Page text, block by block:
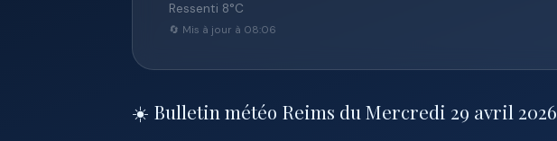
Ressenti 8°C
🔄 Mis à jour à 08:06
☀️ Bulletin météo Reims du Mercredi 29 avril 2026